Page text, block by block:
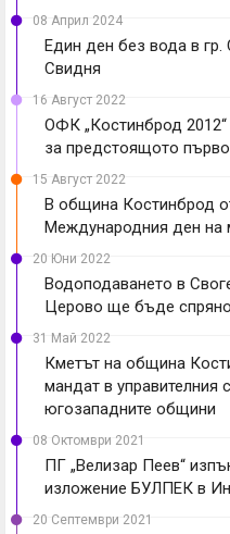
08 Април 2024
Един ден без вода в гр.
Свидня
16 Август 2022
ОФК „Костинброд 2012“
за предстоящото
15 Август 2022
В община Костинброд
Международния ден на
20 Юни 2022
Водоподаването в
Церово ще бъде
31 Май 2022
Кметът на община
мандат в управителния
югозападните общини
08 Октомври 2021
ПГ „Велизар Пеев“
изложение БУЛПЕК в
20 Септември 2021